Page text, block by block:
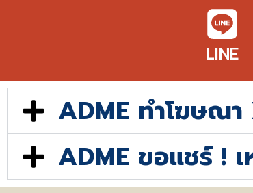
LINE
ADME ทำโฆษณ
ADME ขอแชร์ !